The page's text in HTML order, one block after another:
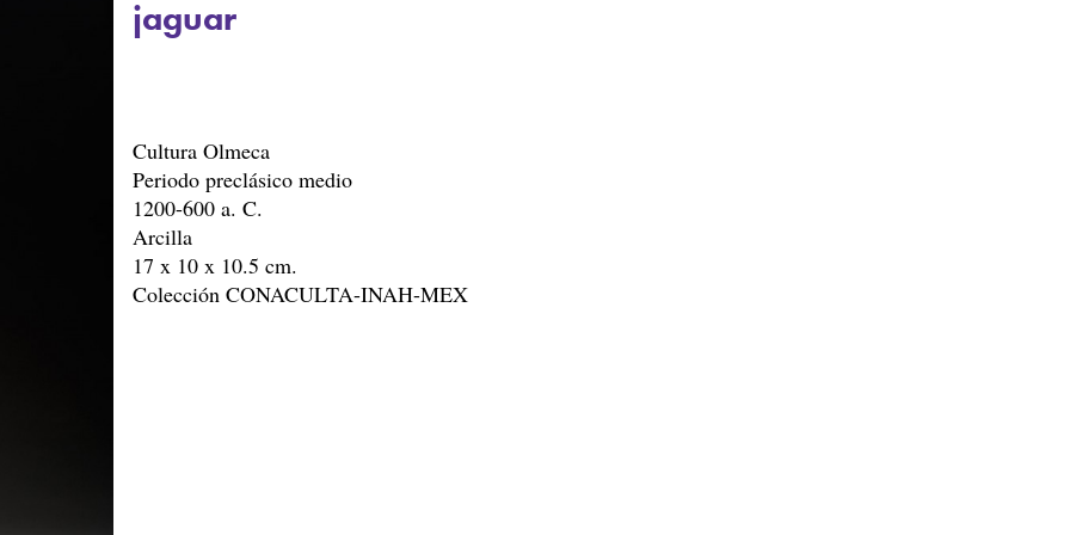
jaguar
Cultura Olmeca
Periodo preclásico medio
1200-600 a. C.
Arcilla
17 x 10 x 10.5 cm.
Colección CONACULTA-INAH-MEX